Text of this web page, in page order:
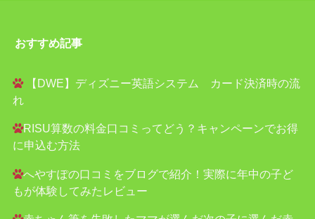
おすすめ記事
【DWE】ディズニー英語システム カード決済時の流
れ
RISU算数の料金口コミってどう？キャンペーンでお得
に申込む方法
へやすぽの口コミをブログで紹介！実際に年中の子ど
もが体験してみたレビュー